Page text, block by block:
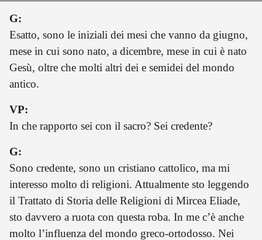
G:
Esatto, sono le iniziali dei mesi che vanno da giugno,
mese in cui sono nato, a dicembre, mese in cui è nato
Gesù, oltre che molti altri dei e semidei del mondo
antico.
VP:
In che rapporto sei con il sacro? Sei credente?
G:
Sono credente, sono un cristiano cattolico, ma mi
interesso molto di religioni. Attualmente sto leggendo
il Trattato di Storia delle Religioni di Mircea Eliade,
sto davvero a ruota con questa roba. In me c’è anche
molto l’influenza del mondo greco-ortodosso. Nei